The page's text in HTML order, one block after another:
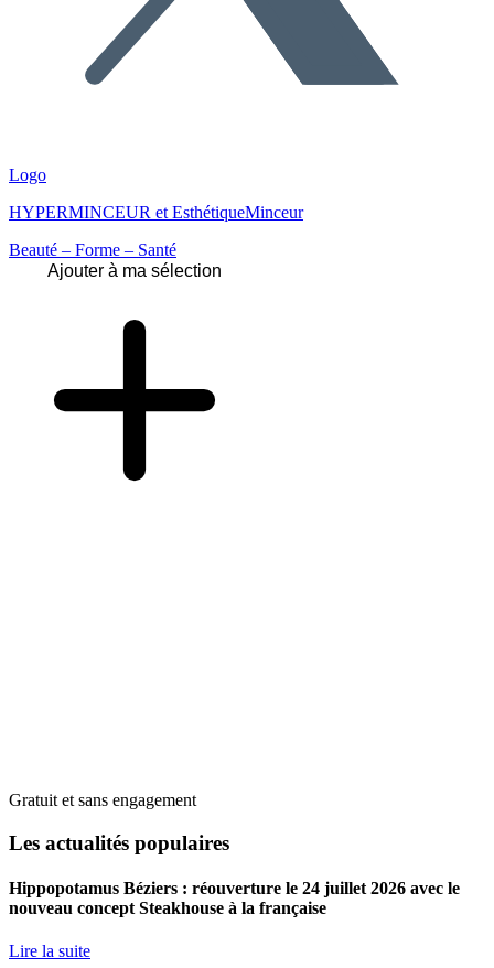
Logo
HYPERMINCEUR et EsthétiqueMinceur
Beauté – Forme – Santé
Ajouter à ma sélection
Gratuit et sans engagement
Les actualités populaires
Hippopotamus Béziers : réouverture le 24 juillet 2026 avec le
nouveau concept Steakhouse à la française
Lire la suite